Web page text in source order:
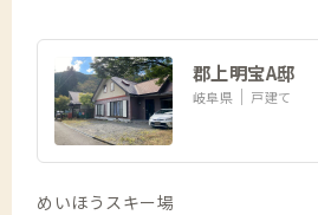
郡上明宝A邸
岐阜県 戸建て
めいほうスキー場